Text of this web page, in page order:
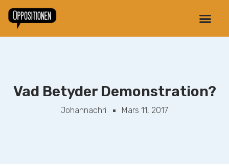
Vad Betyder Demonstration?
Johannachri Mars 11, 2017